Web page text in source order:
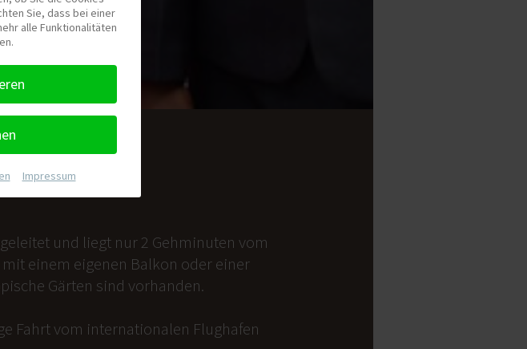
und liegt nur 2 Gehminuten vom
einem eigenen Balkon oder einer
Gärten sind vorhanden.
Fahrt vom internationalen Flughafen
Sie, dass bei einer
alle Funktionalitäten
Impressum